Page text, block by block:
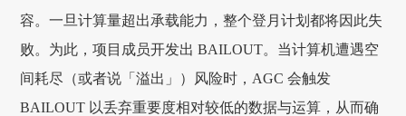
容。一旦计算量超出承载能力，整个登月计划都将因此失
败。为此，项目成员开发出 BAILOUT。当计算机遭遇空
间耗尽（或者说「溢出」）风险时，AGC 会触发
BAILOUT 以丢弃重要度相对较低的数据与运算，从而确